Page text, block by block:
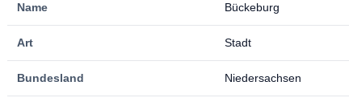
Name Bückeburg
Art Stadt
Bundesland Niedersachsen